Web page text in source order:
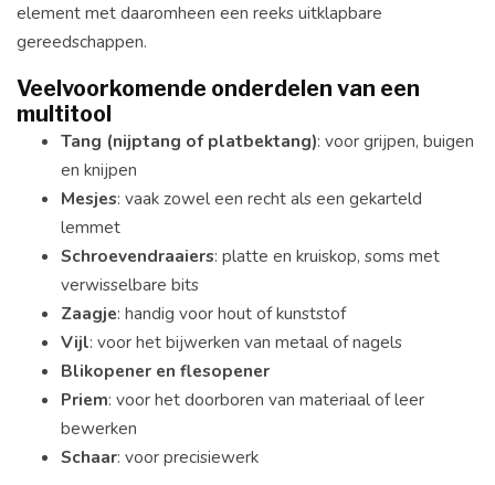
element met daaromheen een reeks uitklapbare
gereedschappen.
Veelvoorkomende onderdelen van een
multitool
Tang (nijptang of platbektang): voor grijpen, buigen
en knijpen
Mesjes: vaak zowel een recht als een gekarteld
lemmet
Schroevendraaiers: platte en kruiskop, soms met
verwisselbare bits
Zaagje: handig voor hout of kunststof
Vijl: voor het bijwerken van metaal of nagels
Blikopener en flesopener
Priem: voor het doorboren van materiaal of leer
bewerken
Schaar: voor precisiewerk